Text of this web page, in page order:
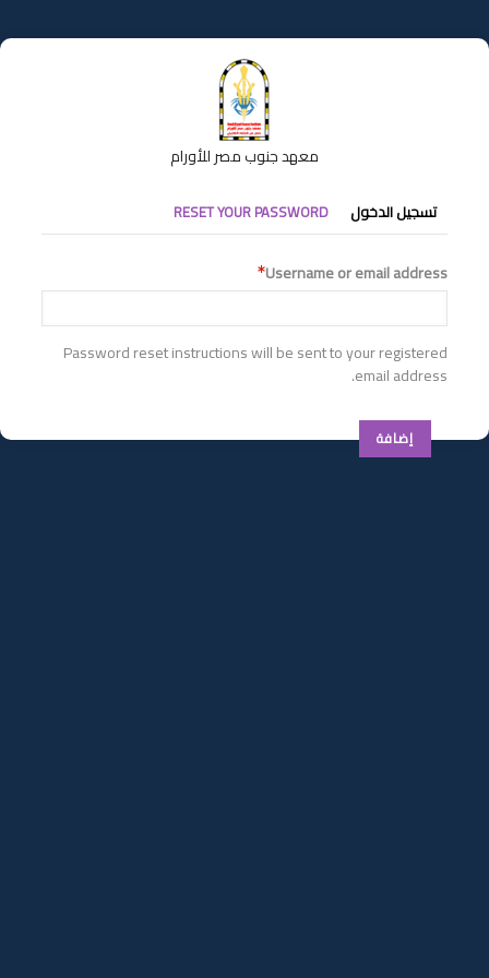
إلى
المحتوى
معهد جنوب مصر للأورام
التبويبات
الأساسية
تسجيل الدخول RESET YOUR PASSWORD
Username or email address
Password reset instructions will be sent to your registered
email address.